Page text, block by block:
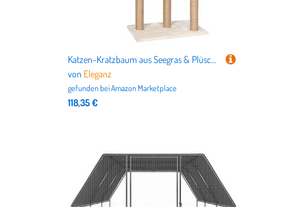
Katzen-Kratzbaum aus Seegras & Plüsch - 126 cm Kratzbaum für Katzenbetten | Stabile Spanplatte | Natürliches Kratzvergnügen | Ideal für Wohnung & Haus
von Eleganz
gefunden beiAmazon Marketplace
118,35 €